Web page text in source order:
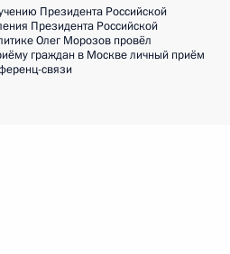
Президента Российской
Президента Российской
Олег Морозов провёл
граждан в Москве личный приём
связи